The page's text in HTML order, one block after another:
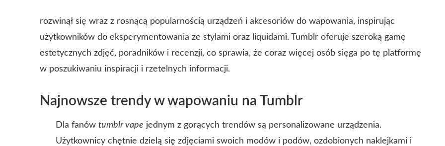
rozwinął się wraz z rosnącą popularnością urządzeń i akcesoriów do wapowania, inspirując
użytkowników do eksperymentowania ze stylami oraz liquidami. Tumblr oferuje szeroką gamę
estetycznych zdjęć, poradników i recenzji, co sprawia, że coraz więcej osób sięga po tę platformę
w poszukiwaniu inspiracji i rzetelnych informacji.
Najnowsze trendy w wapowaniu na Tumblr
Dla fanów tumblr vape jednym z gorących trendów są personalizowane urządzenia.
Użytkownicy chętnie dzielą się zdjęciami swoich modów i podów, ozdobionych naklejkami i